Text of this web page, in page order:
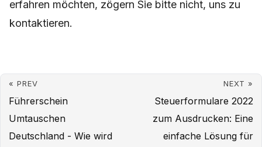
erfahren möchten, zögern Sie bitte nicht, uns zu
kontaktieren.
« PREV
Führerschein
Umtauschen
Deutschland - Wie wird
NEXT »
Steuerformulare 2022
zum Ausdrucken: Eine
einfache Lösung für